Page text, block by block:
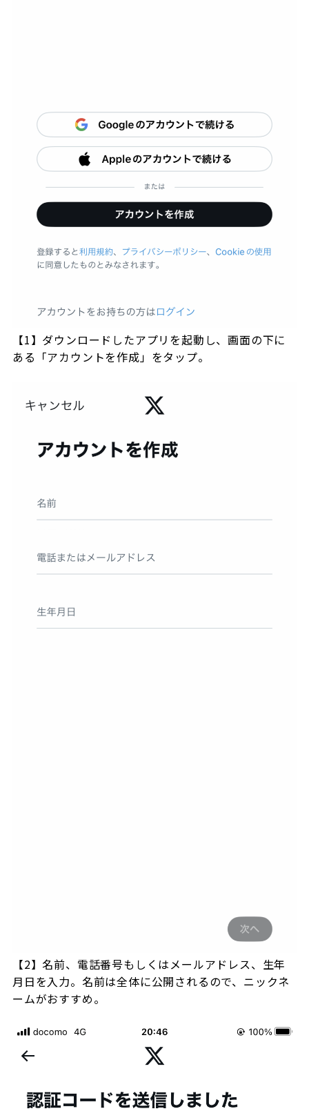
【1】ダウンロードしたアプリを起動し、画面の下に
ある「アカウントを作成」をタップ。
【2】名前、電話番号もしくはメールアドレス、生年
月日を入力。名前は全体に公開されるので、ニックネ
ームがおすすめ。